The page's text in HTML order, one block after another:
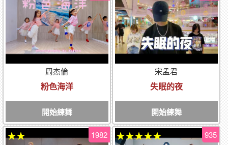
周杰倫
粉色海洋
開始練舞
宋孟君
失眠的夜
開始練舞
1982
★★ 935
★★★★★